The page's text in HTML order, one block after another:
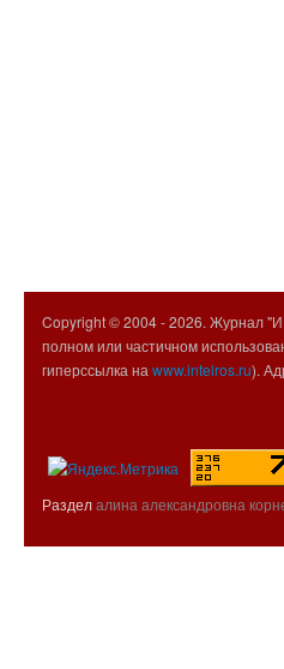
Copyright © 2004 -2026. Журнал
полном или частичном
гиперссылка на www.intelros.ru).
Разделалина александровна